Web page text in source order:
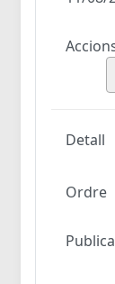
Detall
Ordre